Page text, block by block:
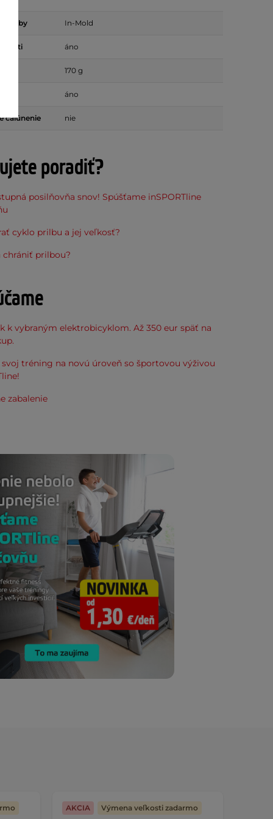
výroby In-Mold
áno
170 g
áno
čalúnenie nie
poradiť?
posilňovňa snov! Spúšťame inSPORTline
cyklo prilbu a jej veľkosť?
chrániť prilbou?
k vybraným elektrobicyklom. Až 350 eur späť na
svoj tréning na novú úroveň so športovou výživou
zabalenie
AKCIA Výmena veľkosti zadarmo